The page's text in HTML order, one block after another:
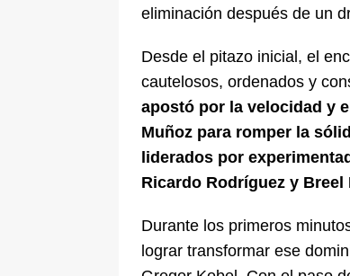
eliminación después de un
Desde el pitazo inicial, el
cautelosos, ordenados y
apostó por la velocidad y
Muñoz para romper la
liderados por
Ricardo Rodríguez y Breel
Durante los primeros
lograr transformar ese